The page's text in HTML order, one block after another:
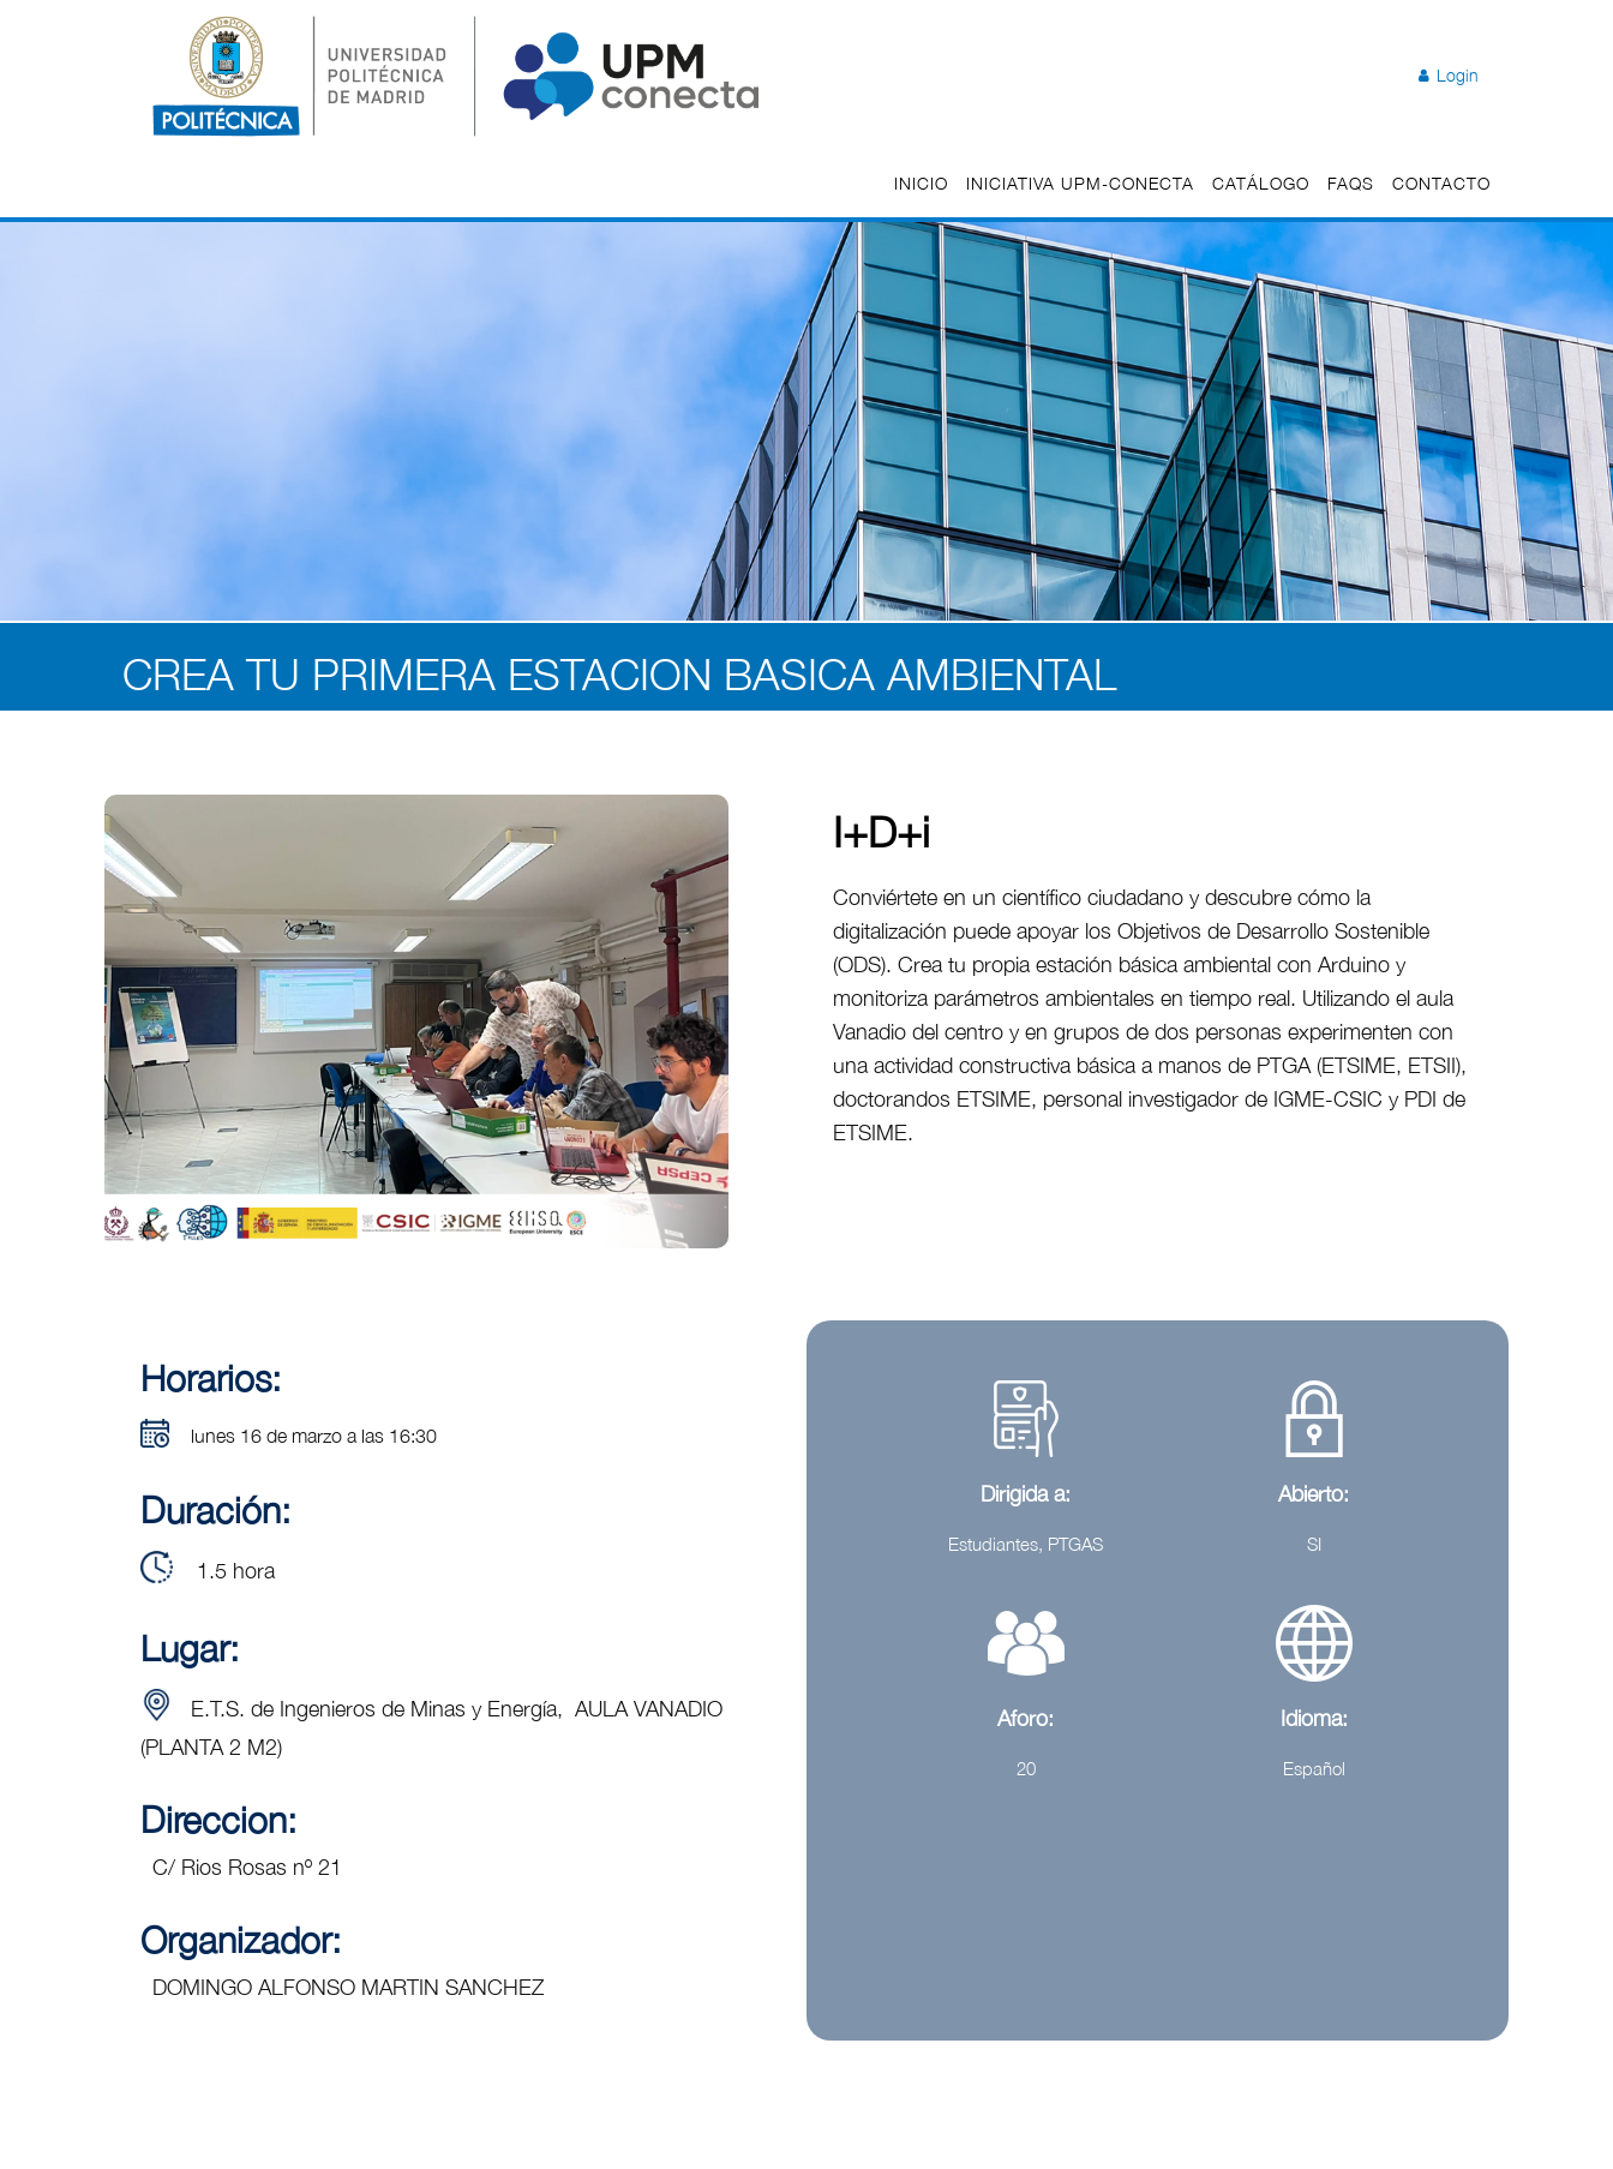
Login
INICIO INICIATIVA UPM-CONECTA CATÁLOGO FAQS CONTACTO
CREA TU PRIMERA ESTACION BASICA AMBIENTAL
I+D+i
Conviértete en un científico ciudadano y descubre cómo la
digitalización puede apoyar los Objetivos de Desarrollo Sostenible
(ODS). Crea tu propia estación básica ambiental con Arduino y
monitoriza parámetros ambientales en tiempo real. Utilizando el aula
Vanadio del centro y en grupos de dos personas experimenten con
una actividad constructiva básica a manos de PTGA (ETSIME, ETSII),
doctorandos ETSIME, personal investigador de IGME-CSIC y PDI de
ETSIME.
Horarios:
lunes 16 de marzo a las 16:30
Duración:
1.5 hora
Lugar:
E.T.S. de Ingenieros de Minas y Energía, AULA VANADIO
(PLANTA 2 M2)
Direccion:
C/ Rios Rosas nº 21
Organizador:
DOMINGO ALFONSO MARTIN SANCHEZ
Dirigida a:
Estudiantes, PTGAS
Abierto:
SI
Aforo:
20
Idioma:
Español